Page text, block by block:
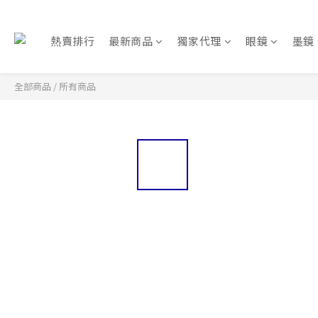
熱賣排行 最新商品 獨家代理 眼鏡 墨鏡
全部商品 / 所有商品